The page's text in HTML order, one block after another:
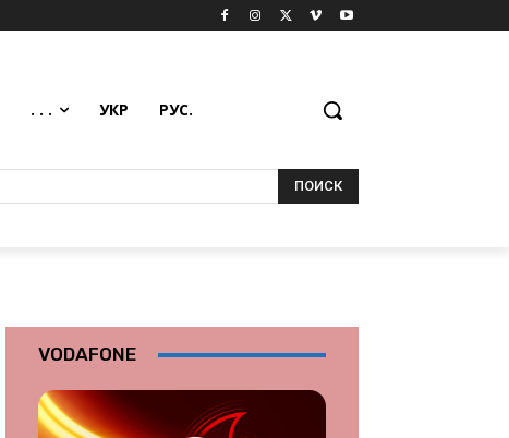
. . . УКР РУС.
ПОИСК
VODAFONE